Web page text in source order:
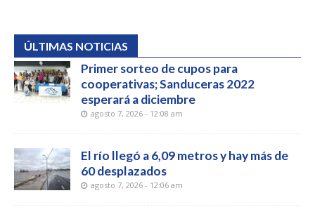
ÚLTIMAS NOTICIAS
Primer sorteo de cupos para
cooperativas; Sanduceras 2022
esperará a diciembre
agosto 7, 2026 - 12:08 am
El río llegó a 6,09 metros y hay más de
60 desplazados
agosto 7, 2026 - 12:06 am